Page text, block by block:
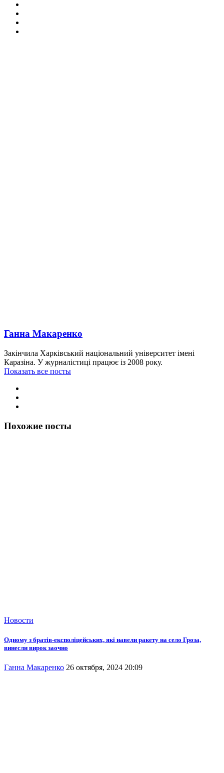
Ганна Макаренко
Закінчила Харківський національний університет імені
Каразіна. У журналістиці працює із 2008 року.
Показать все посты
Похожие посты
Новости
Одному з братів-експоліцейських, які навели ракету на село Гроза,
винесли вирок заочно
Ганна Макаренко 26 октября, 2024 20:09